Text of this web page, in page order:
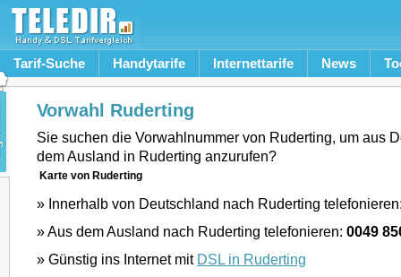
Tarif-Suche Handytarife Internettarife News
Vorwahl Ruderting
Sie suchen die Vorwahlnummer von Ruderting, um aus
dem Ausland in Ruderting anzurufen?
Karte von Ruderting
» Innerhalb von Deutschland nach Ruderting
» Aus dem Ausland nach Ruderting telefonieren: 0049
» Günstig ins Internet mit DSL in Ruderting